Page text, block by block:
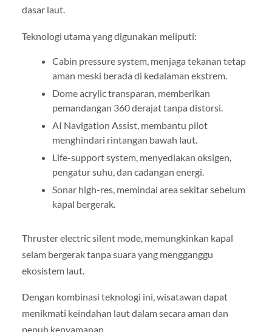
dasar laut.
Teknologi utama yang digunakan meliputi:
Cabin pressure system, menjaga tekanan tetap
aman meski berada di kedalaman ekstrem.
Dome acrylic transparan, memberikan
pemandangan 360 derajat tanpa distorsi.
AI Navigation Assist, membantu pilot
menghindari rintangan bawah laut.
Life-support system, menyediakan oksigen,
pengatur suhu, dan cadangan energi.
Sonar high-res, memindai area sekitar sebelum
kapal bergerak.
Thruster electric silent mode, memungkinkan kapal
selam bergerak tanpa suara yang mengganggu
ekosistem laut.
Dengan kombinasi teknologi ini, wisatawan dapat
menikmati keindahan laut dalam secara aman dan
penuh kenyamanan.